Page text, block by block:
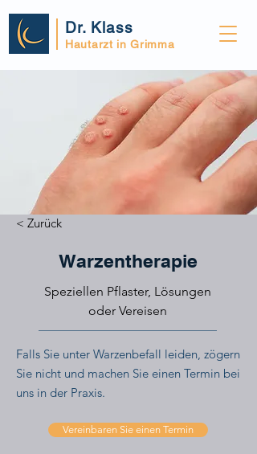
Dr. Klass
Hautarzt in Grimma
< Zurück
Warzentherapie
Speziellen Pflaster, Lösungen
oder Vereisen
Falls Sie unter Warzenbefall leiden, zögern
Sie nicht und machen Sie einen Termin bei
uns in der Praxis.
Vereinbaren Sie einen Termin